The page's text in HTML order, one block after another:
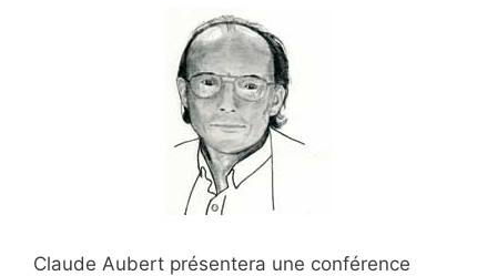
Claude Aubert présentera une conférence